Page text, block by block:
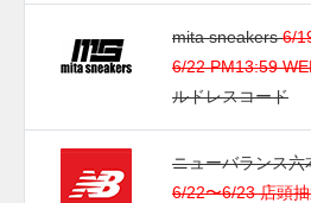
mita sneakers6/
6/22 PM13:59
ルドレスコード
ニューバランス六
6/22〜6/23 店頭